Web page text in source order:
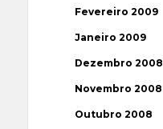
Fevereiro 2009
Janeiro 2009
Dezembro 2008
Novembro 2008
Outubro 2008